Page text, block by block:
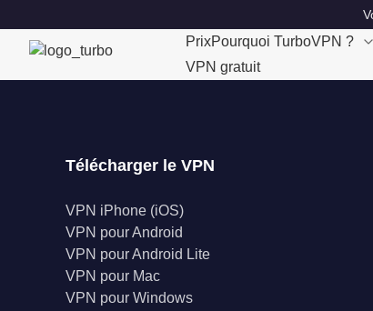
PrixPourquoi TurboVPN ?
VPN gratuit
Télécharger le VPN
VPN iPhone (iOS)
VPN pour Android
VPN pour Android Lite
VPN pour Mac
VPN pour Windows